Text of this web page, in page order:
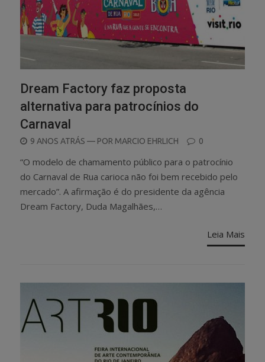
Dream Factory faz proposta
alternativa para patrocínios do
Carnaval
POSTED
9 ANOS ATRÁS — POR MARCIO EHRLICH 0
“O modelo de chamamento público para o patrocínio
do Carnaval de Rua carioca não foi bem recebido pelo
mercado”. A afirmação é do presidente da agência
Dream Factory, Duda Magalhães,…
Leia Mais